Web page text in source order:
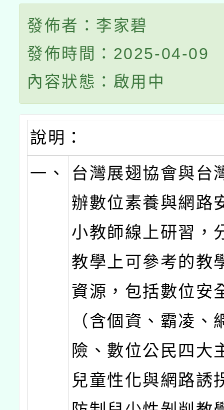
發佈者：李家碧
發佈時間：2025-04-09
內容狀態：啟用中
說明：
一、
台灣展翅協會與台
辦數位素養與網路
小教師線上研習，
教學上可參考的教
資源，包括數位安
（含個資、霸凌、
險、數位公民四大
兒童性化與網路誘